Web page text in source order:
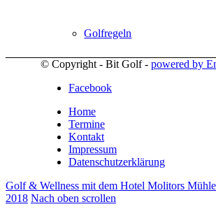
Golfregeln
© Copyright - Bit Golf - powered by
Facebook
Home
Termine
Kontakt
Impressum
Datenschutzerklärung
Golf & Wellness mit dem Hotel Molitors Mühle
2018 Nach oben scrollen